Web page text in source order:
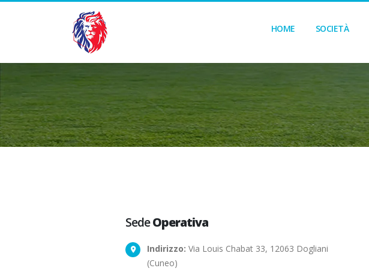
HOME SOCIETÀ
SedeOperativa
Indirizzo: Via Louis Chabat 33, 12063 Dogliani
(Cuneo)